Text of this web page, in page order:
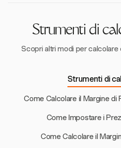
Strumenti di
Scopri altri modi per calcolare
Strumenti di
Come Calcolare il Margine di
Come Impostare i
Come Calcolare il